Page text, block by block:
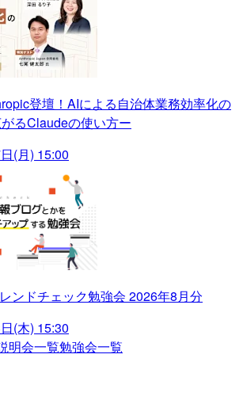
登壇！AIによる自治体業務効率化の
るClaudeの使い方ー
(月) 15:00
ンドチェック勉強会 2026年8月分
(木) 15:30
明会一覧勉強会一覧